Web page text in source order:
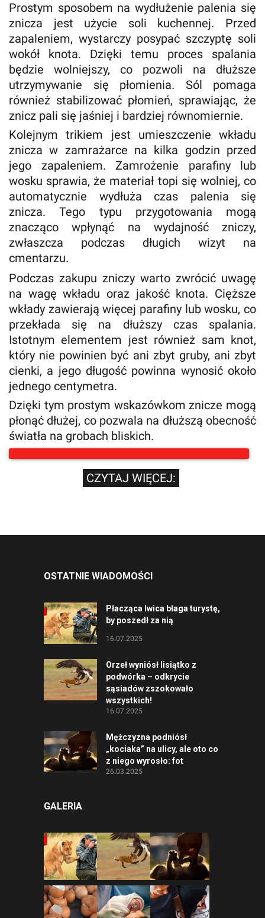
Prostym sposobem na wydłużenie palenia się
znicza jest użycie soli kuchennej. Przed
zapaleniem, wystarczy posypać szczyptę soli
wokół knota. Dzięki temu proces spalania
będzie wolniejszy, co pozwoli na dłuższe
utrzymywanie się płomienia. Sól pomaga
również stabilizować płomień, sprawiając, że
znicz pali się jaśniej i bardziej równomiernie.
Kolejnym trikiem jest umieszczenie wkładu
znicza w zamrażarce na kilka godzin przed
jego zapaleniem. Zamrożenie parafiny lub
wosku sprawia, że materiał topi się wolniej, co
automatycznie wydłuża czas palenia się
znicza. Tego typu przygotowania mogą
znacząco wpłynąć na wydajność zniczy,
zwłaszcza podczas długich wizyt na
cmentarzu.
Podczas zakupu zniczy warto zwrócić uwagę
na wagę wkładu oraz jakość knota. Cięższe
wkłady zawierają więcej parafiny lub wosku, co
przekłada się na dłuższy czas spalania.
Istotnym elementem jest również sam knot,
który nie powinien być ani zbyt gruby, ani zbyt
cienki, a jego długość powinna wynosić około
jednego centymetra.
Dzięki tym prostym wskazówkom znicze mogą
płonąć dłużej, co pozwala na dłuższą obecność
światła na grobach bliskich.
CZYTAJ WIĘCEJ:
OSTATNIE WIADOMOŚCI
Płacząca lwica błaga turystę,
by poszedł za nią
16.07.2025
Orzeł wyniósł lisiątko z
podwórka – odkrycie
sąsiadów zszokowało
wszystkich!
16.07.2025
Mężczyzna podniósł
„kociaka” na ulicy, ale oto co
z niego wyrosło: fot
26.03.2025
GALERIA